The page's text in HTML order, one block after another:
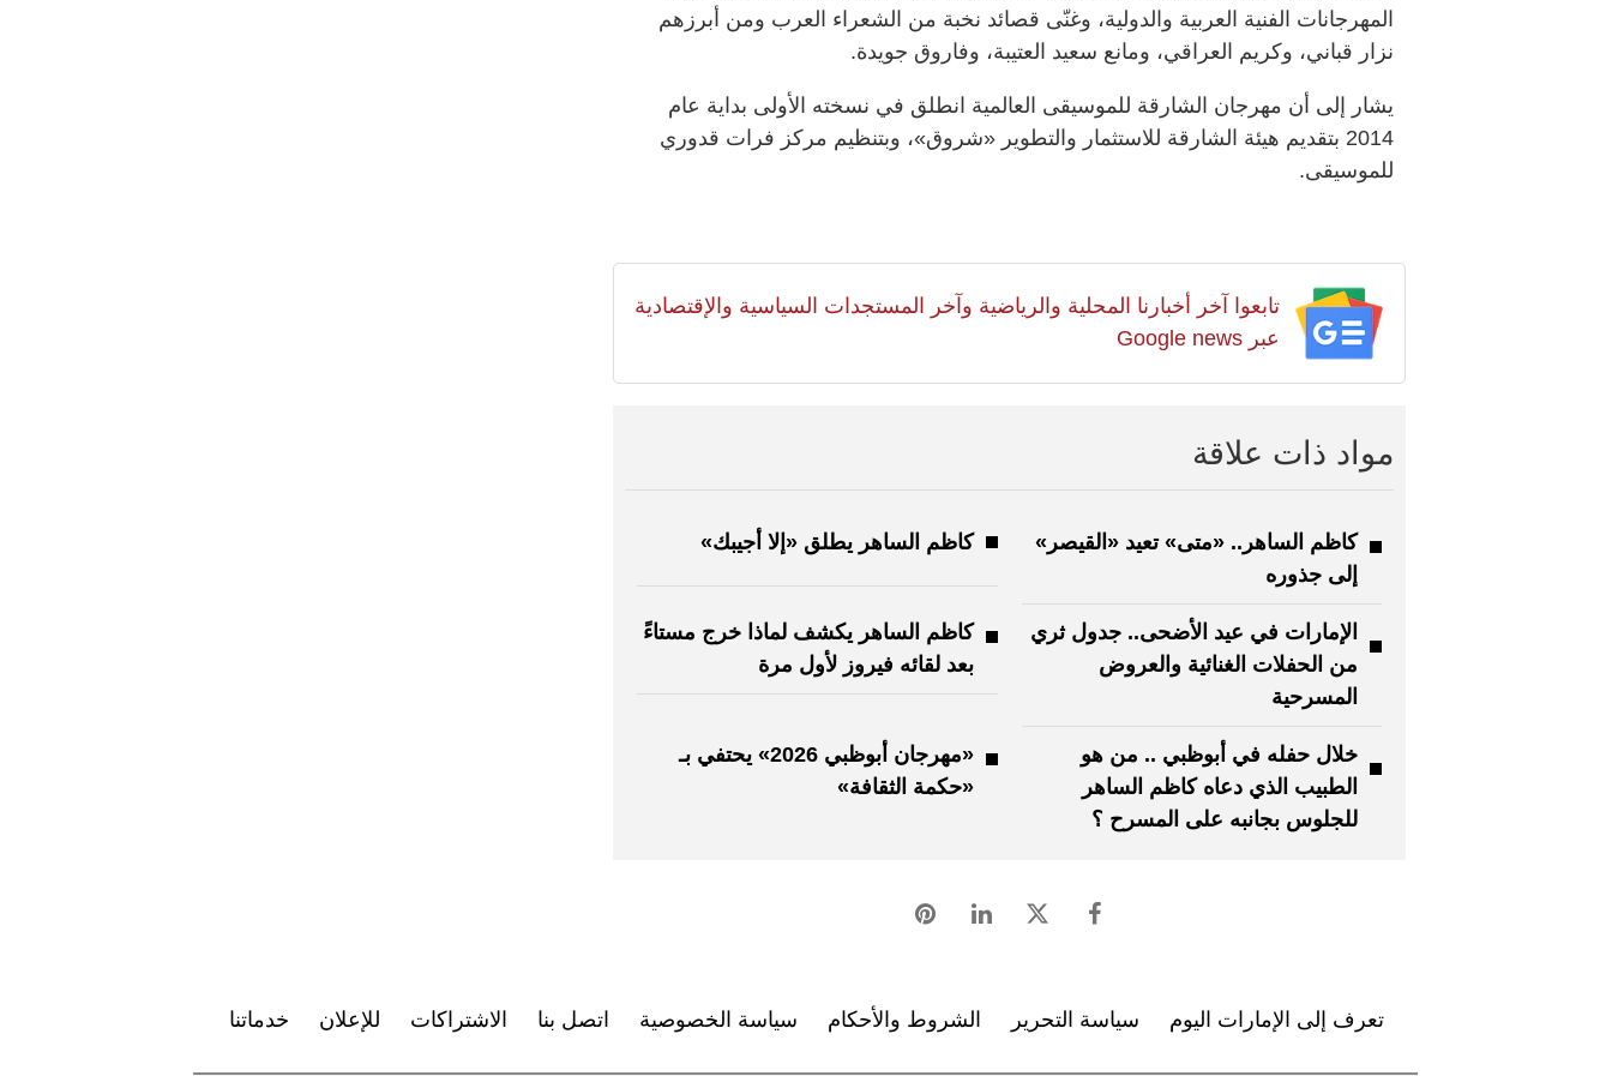
المهرجانات الفنية العربية والدولية، وغنّى قصائد نخبة من الشعراء العرب ومن أبرزهم
نزار قباني، وكريم العراقي، ومانع سعيد العتيبة، وفاروق جويدة.
يشار إلى أن مهرجان الشارقة للموسيقى العالمية انطلق في نسخته الأولى بداية عام
2014 بتقديم هيئة الشارقة للاستثمار والتطوير «شروق»، وبتنظيم مركز فرات قدوري
للموسيقى.
تابعوا آخر أخبارنا المحلية والرياضية وآخر المستجدات السياسية والإقتصادية
عبر Google news
مواد ذات علاقة
كاظم الساهر.. «متى» تعيد «القيصر»
إلى جذوره
كاظم الساهر يطلق «إلا أجيبك»
الإمارات في عيد الأضحى.. جدول ثري
من الحفلات الغنائية والعروض
المسرحية
كاظم الساهر يكشف لماذا خرج مستاءً
بعد لقائه فيروز لأول مرة
خلال حفله في أبوظبي .. من هو
الطبيب الذي دعاه كاظم الساهر
للجلوس بجانبه على المسرح ؟
«مهرجان أبوظبي 2026» يحتفي بـ
«حكمة الثقافة»
تعرف إلى الإمارات اليوم سياسة التحرير الشروط والأحكام سياسة الخصوصية اتصل بنا الاشتراكات للإعلان خدماتنا